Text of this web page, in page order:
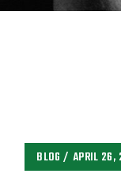
BLOG APRIL 26,